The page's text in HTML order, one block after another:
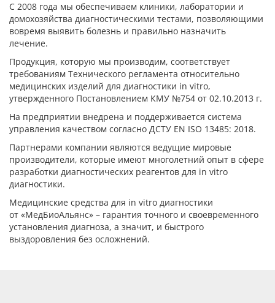
С 2008 года мы обеспечиваем клиники, лаборатории и
домохозяйства диагностическими тестами, позволяющими
вовремя выявить болезнь и правильно назначить
лечение.
Продукция, которую мы производим, соответствует
требованиям Технического регламента относительно
медицинских изделий для диагностики in vitro,
утвержденного Постановлением КМУ №754 от 02.10.2013 г.
На предприятии внедрена и поддерживается система
управления качеством согласно ДСТУ EN ISO 13485: 2018.
Партнерами компании являются ведущие мировые
производители, которые имеют многолетний опыт в сфере
разработки диагностических реагентов для in vitro
диагностики.
Медицинские средства для in vitro диагностики
от «МедБиоАльянс» – гарантия точного и своевременного
установления диагноза, а значит, и быстрого
выздоровления без осложнений.